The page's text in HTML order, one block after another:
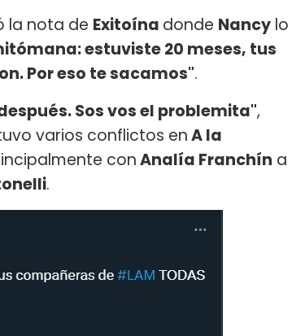
la nota de Exitoína donde Nancy lo
estuviste 20 meses, tus
Por eso te sacamos".
Sos vos el problemita",
varios conflictos enA la
conAnalía Franchín a
.